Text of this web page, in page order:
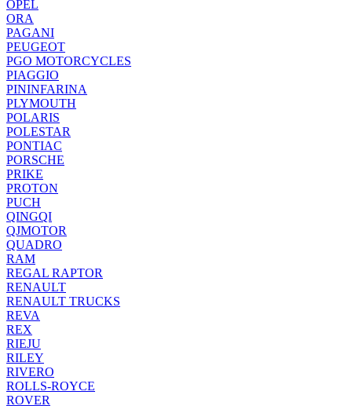
OPEL
ORA
PAGANI
PEUGEOT
PGO MOTORCYCLES
PIAGGIO
PININFARINA
PLYMOUTH
POLARIS
POLESTAR
PONTIAC
PORSCHE
PRIKE
PROTON
PUCH
QINGQI
QJMOTOR
QUADRO
RAM
REGAL RAPTOR
RENAULT
RENAULT TRUCKS
REVA
REX
RIEJU
RILEY
RIVERO
ROLLS-ROYCE
ROVER